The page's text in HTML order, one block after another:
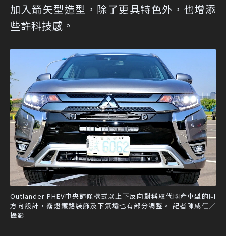
加入箭矢型造型，除了更具特色外，也增添
些許科技感。
Outlander PHEV中央飾條樣式以上下反向對稱取代國產車型的同
方向設計，霧燈鍍鉻裝飾及下氣壩也有部分調整。 記者陳威任／
攝影